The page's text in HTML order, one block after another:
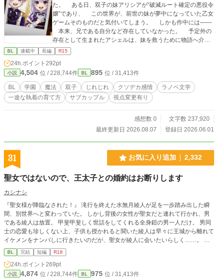
た。 ある日、双子の妹アリシアが“破滅ルート確定の悪役令
嬢”であり、 この世界が、前世の妹が夢中になっていた乙女
ゲームそのものだと気付いてしまう。 しかも作中には――
本来、兄である自分など存在していなかった。 予定外の
存在として生まれたアシェルは、妹を救うために物語へ介入
することを決意する。 だがその途中で、彼の運命を大きく
揺さぶる“ある人物”と出会い、 世界の筋書きは静かに狂い
始めていく。 これは、決められたシナリオの外側を歩む少
年が、 たった一つの「想い」に辿り着くまでの物語。
アシェルは知らない。 その人物が、アシェルの「前
世」よりも重い秘密を抱えていることを。 ＿＿＿＿ ※本
作の世界観は“緩めのゲーム風ファンタジー”です。 雰囲気
用を見つけた際はそっと教えていただけると嬉しいです。 じ
わじわと「矢印」が育っていく様を見守って頂けると幸いで
描写）を含む場合があります。 該当回にはエピソードタイト
ルに「※R15版」という注釈を入れますので、ご了承の上お
分置き場を作成予定です。 ◇エピソードタイトルの末尾に
にも投稿しています。 初回の四話同時公開以降、なろうに追
いつくまでは毎日20時に一話ずつ更新していきます♪
BL 連載中 長編 R15
24h.ポイント 292pt
小説 4,504 位 / 228,744件 BL 895 位 / 31,413件
BL 学園 魔法 双子 じれじれ クソデカ感情
ラノベ文学
一途な執着の育て方
サブカップル 視点変更有り
感想数 0
文字数 237,920
最終更新日 2026.08.07
登録日 2026.06.01
31 お気に入り追加 2,332
聖女ではないので、王太子との婚約はお断りします
カシナシ
『聖女様が降臨なされた！』 滝行を終えた水無月綾人が足を一歩踏み出した瞬
間、別世界へと変わっていた。 しかし背後の女性が聖女だと連れて行かれ、男
である綾人は放置。 甲斐甲斐しく世話をしてくれる全身鎧の男一人だけ。 男同
士の恋愛も珍しくない上、子供も授かれると聞いた綾人は早々に王城から離れて
イケメンをナンパしに行きたいのだが、聖女が綾人に会いたいらしく……。 ※
全１０話完結 （Hotランキング最高15位獲得しました。たくさんの閲覧ありがと
うございます。）
BL 完結 短編 R18
24h.ポイント 269pt
小説 4,874 位 / 228,744件 BL 975 位 / 31,413件